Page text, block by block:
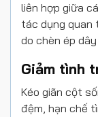
liên hợp giữa
tác dụng quan
do chèn ép
Giảm tình
Kéo giãn cột
đệm, hạn chế